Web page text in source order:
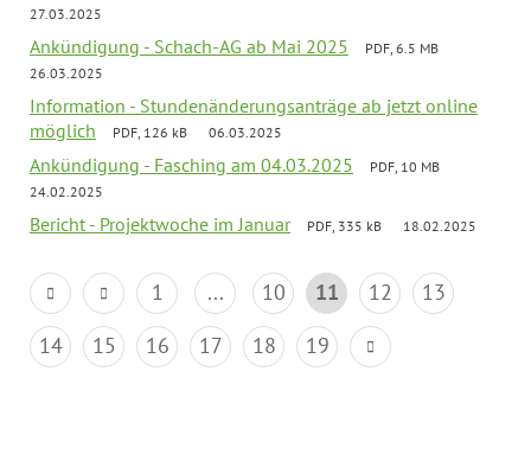
27.03.2025
Ankündigung - Schach-AG ab Mai 2025
PDF, 6.5 MB
26.03.2025
Information - Stundenänderungsanträge ab jetzt online
möglich
PDF, 126 kB 06.03.2025
Ankündigung - Fasching am 04.03.2025
PDF, 10 MB
24.02.2025
Bericht - Projektwoche im Januar PDF, 335 kB 18.02.2025
1 ... 10 11 12
13
14
15 16 17 18 19